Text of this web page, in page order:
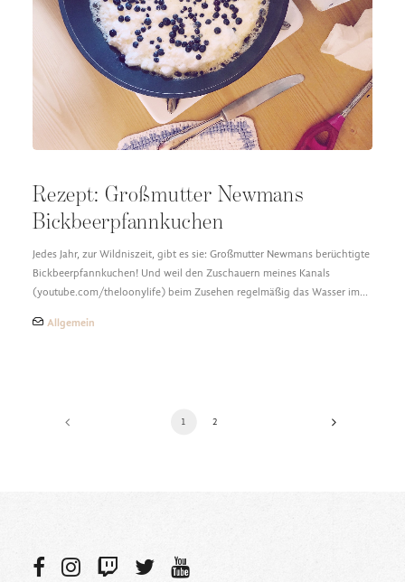
Rezept: Großmutter Newmans
Bickbeerpfannkuchen
Jedes Jahr, zur Wildniszeit, gibt es sie: Großmutter Newmans berüchtigte
Bickbeerpfannkuchen! Und weil den Zuschauern meines Kanals
(youtube.com/theloonylife) beim Zusehen regelmäßig das Wasser im…
Allgemein
1 2